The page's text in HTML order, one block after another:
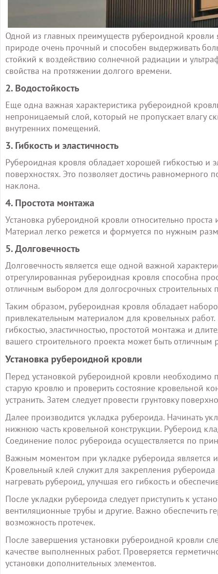
Одной из главных преимуществ рубероидной кровли
природе очень прочный и способен выдерживать
стойкий к воздействию солнечной радиации и
свойства на протяжении долгого времени.
2. Водостойкость
Еще одна важная характеристика рубероидной
непроницаемый слой, который не пропускает влагу
внутренних помещений.
3. Гибкость и эластичность
Рубероидная кровля обладает хорошей гибкостью и
поверхностях. Это позволяет достичь
наклона.
4. Простота монтажа
Установка рубероидной кровли относительно
Материал легко режется и формуется по нужным
5. Долговечность
Долговечность является еще одной важной
отрегулированная рубероидная кровля способна
отличным выбором для долгосрочных строительных
Таким образом, рубероидная кровля обладает
привлекательным материалом для кровельных
гибкостью, эластичностью, простотой монтажа и
вашего строительного проекта может быть отличным
Установка рубероидной кровли
Перед установкой рубероидной кровли необходимо
старую кровлю и проверить состояние кровельной
устранить. Затем следует провести грунтовку
Далее производится укладка рубероида. Начинать
нижнюю часть кровельной конструкции. Рубероид
Соединение полос рубероида осуществляется по
Важным моментом при укладке рубероида является
Кровельный клей служит для закрепления
нагревать рубероид, улучшая его гибкость и
После укладки рубероида следует приступить к
вентиляционные трубы и другие. Важно обеспечить
возможность протечек.
После завершения установки рубероидной кровли
качестве выполненных работ. Проверяется
установки дополнительных элементов.